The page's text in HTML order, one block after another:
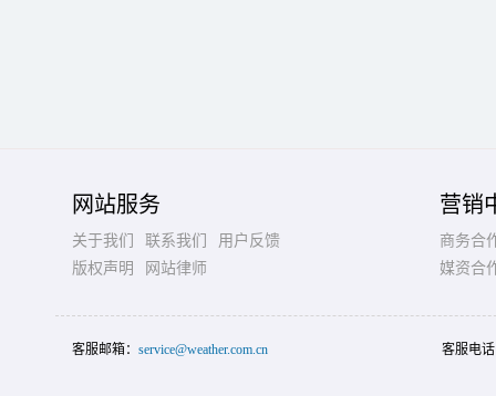
网站服务
关于我们 联系我们
用户反馈
版权声明
网站律师
营销
商务合
媒资合
客服邮箱： service@weather.com.cn 客服电